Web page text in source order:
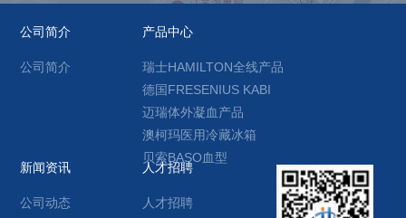
公司简介
公司简介
产品中心
瑞士HAMILTON全线产品
德国FRESENIUS KABI
迈瑞体外凝血产品
澳柯玛医用冷藏冰箱
贝索BASO血型
新闻资讯
公司动态
人才招聘
人才招聘